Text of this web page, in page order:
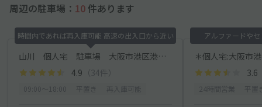
周辺の駐車場： 10 件あります
時間内であれば再入庫可能 高速の出入口から近い
山川 個人宅 駐車場 大阪市港区港晴2-4-19
4.9 （34件）
アルファードや
＊個人宅:大阪市
3.6